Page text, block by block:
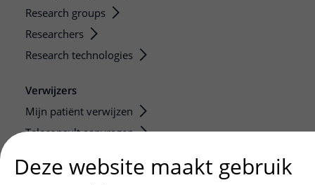
Research groups
Researchers
Research technologies
Verwijzers
Mijn patiënt verwijzen
Teleconsult aanvragen
Zorgverlenersportaal
Deze website maakt gebruik